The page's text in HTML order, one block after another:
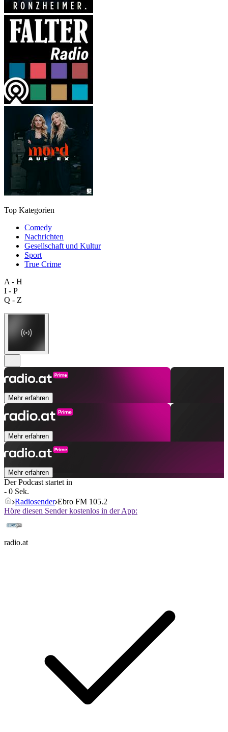
Top Kategorien
Comedy
Nachrichten
Gesellschaft und Kultur
Sport
True Crime
A - H
I - P
Q - Z
Mehr erfahren
Mehr erfahren
Mehr erfahren
Der Podcast startet in
- 0 Sek.
Radiosender Ebro FM 105.2
Höre diesen Sender kostenlos in der App:
radio.at